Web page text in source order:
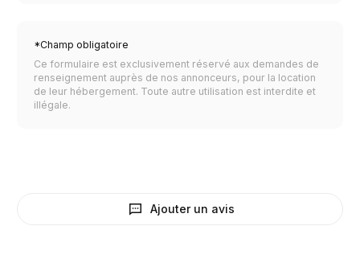
*Champ obligatoire
Ce formulaire est exclusivement réservé aux demandes de
renseignement auprès de nos annonceurs, pour la location
de leur hébergement. Toute autre utilisation est interdite et
illégale.
Ajouter un avis